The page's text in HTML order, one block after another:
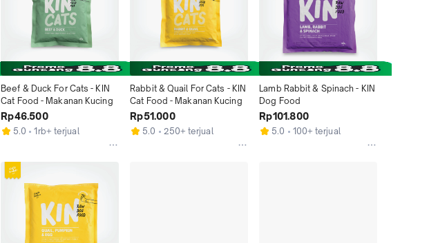
Beef & Duck For Cats - KIN
Cat Food - Makanan Kucing
Rp46.500
5.0 1rb+ terjual
Rabbit & Quail For Cats - KIN
Cat Food - Makanan Kucing
Rp51.000
5.0 250+ terjual
Lamb Rabbit & Spinach - KIN
Dog Food
Rp101.800
5.0 100+ terjual